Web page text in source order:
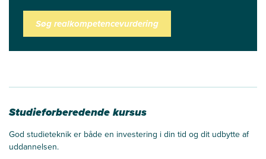
Søg realkompetencevurdering
Studieforberedende kursus
God studieteknik er både en investering i din tid og dit udbytte af
uddannelsen.